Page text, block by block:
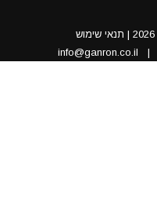
תנאי שימוש
|
info@ganron.co.il